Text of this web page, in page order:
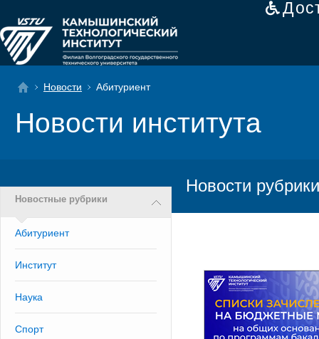
Новости Абитуриент
Новости института
Новостные рубрики
Абитуриент
Институт
Наука
Спорт
Новости